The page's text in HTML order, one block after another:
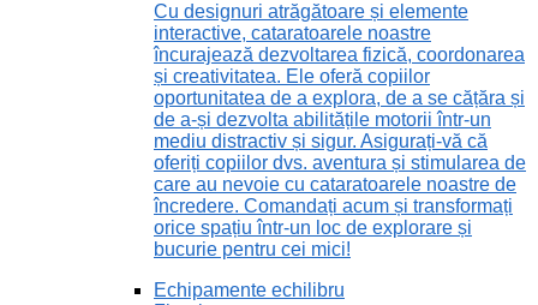
Cu designuri atrăgătoare și elemente
interactive, cataratoarele noastre
încurajează dezvoltarea fizică, coordonarea
și creativitatea. Ele oferă copiilor
oportunitatea de a explora, de a se cățăra și
de a-și dezvolta abilitățile motorii într-un
mediu distractiv și sigur. Asigurați-vă că
oferiți copiilor dvs. aventura și stimularea de
care au nevoie cu cataratoarele noastre de
încredere. Comandați acum și transformați
orice spațiu într-un loc de explorare și
bucurie pentru cei mici!
Echipamente echilibru